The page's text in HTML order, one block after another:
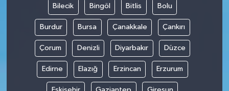
Bilecik Bingöl Bitlis Bolu
Burdur Bursa Çanakkale Çankırı
Çorum Denizli Diyarbakır Düzce
Edirne Elazığ Erzincan Erzurum